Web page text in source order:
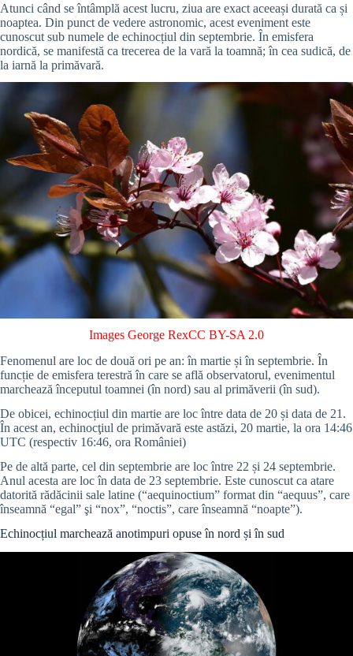
Atunci când se întâmplă acest lucru, ziua are exact aceeași durată ca și
noaptea. Din punct de vedere astronomic, acest eveniment este
cunoscut sub numele de echinocțiul din septembrie. În emisfera
nordică, se manifestă ca trecerea de la vară la toamnă; în cea sudică, de
la iarnă la primăvară.
Images George RexCC BY-SA 2.0
Fenomenul are loc de două ori pe an: în martie și în septembrie. În
funcție de emisfera terestră în care se află observatorul, evenimentul
marchează începutul toamnei (în nord) sau al primăverii (în sud).
De obicei, echinocțiul din martie are loc între data de 20 și data de 21.
În acest an, echinocţiul de primăvară este astăzi, 20 martie, la ora 14:46
UTC (respectiv 16:46, ora României)
Pe de altă parte, cel din septembrie are loc între 22 și 24 septembrie.
Anul acesta are loc în data de 23 septembrie. Este cunoscut ca atare
datorită rădăcinii sale latine (“aequinoctium” format din “aequus”, care
înseamnă “egal” şi “nox”, “noctis”, care înseamnă “noapte”).
Echinocțiul marchează anotimpuri opuse în nord și în sud